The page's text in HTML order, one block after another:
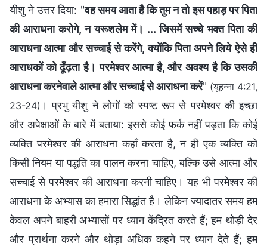
यीशु ने उत्तर दिया: "वह समय आता है कि तुम न तो इस पहाड़ पर पिता
की आराधना करोगे, न यरूशलेम में। ... जिसमें सच्‍चे भक्‍त पिता की
आराधना आत्मा और सच्‍चाई से करेंगे, क्योंकि पिता अपने लिये ऐसे ही
आराधकों को ढूँढ़ता है। परमेश्‍वर आत्मा है, और अवश्य है कि उसकी
आराधना करनेवाले आत्मा और सच्‍चाई से आराधना करें" (यूहन्ना 4:21,
23-24) । प्रभु यीशु ने लोगों को स्पष्ट रूप से परमेश्वर की इच्छा
और अपेक्षाओं के बारे में बताया: इससे कोई फर्क नहीं पड़ता कि कोई
व्यक्ति परमेश्वर की आराधना कहाँ करता है, न ही एक व्यक्ति को
किसी नियम या पद्धति का पालन करना चाहिए, बल्कि उसे आत्मा और
सच्चाई से परमेश्वर की आराधना करनी चाहिए। यह भी परमेश्वर की
आराधना के अभ्यास का हमारा सिद्धांत है। लेकिन ज्यादातर समय हम
केवल अपने बाहरी अभ्यासों पर ध्यान केंद्रित करते हैं; हम थोड़ी देर
और प्रार्थना करने और थोड़ा अधिक कहने पर ध्यान देते हैं; हम